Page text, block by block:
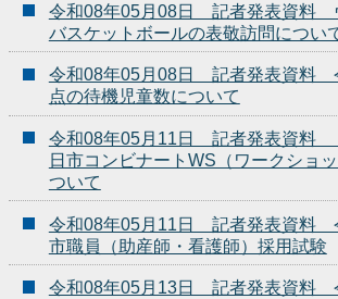
令和08年05月08日 記者発表資料
バスケットボールの表敬訪問につい
令和08年05月08日 記者発表資料
点の待機児童数について
令和08年05月11日 記者発表資料
日市コンビナートWS（ワークショ
ついて
令和08年05月11日 記者発表資料
市職員（助産師・看護師）採用試験
令和08年05月13日 記者発表資料